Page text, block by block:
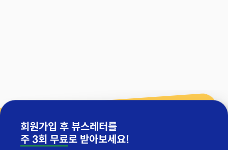
회원가입 후 뷰스레터를
주 3회 무료로 받아보세요!